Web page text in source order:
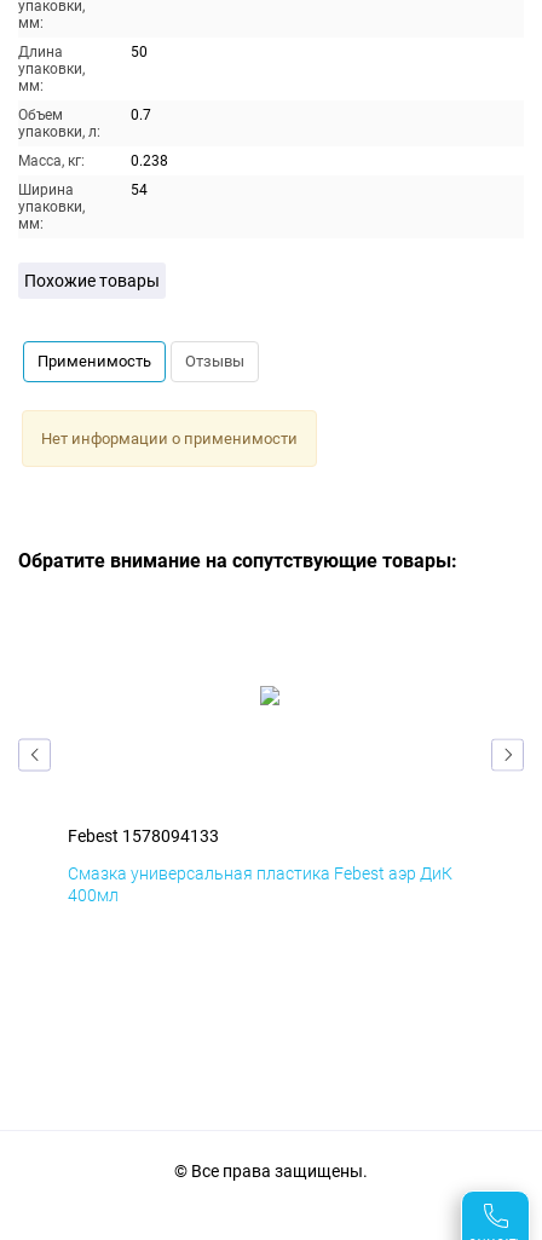
упаковки,
мм:
Длина
упаковки,
мм:
50
Объем
упаковки, л:
0.7
Масса, кг:
0.238
Ширина
упаковки,
мм:
54
Похожие товары
Применимость Отзывы
Нет информации о применимости
Обратите внимание на сопутствующие товары:
Febest 1578094133
Смазка универсальная пластика Febest аэр ДиК
400мл
© Все права защищены.